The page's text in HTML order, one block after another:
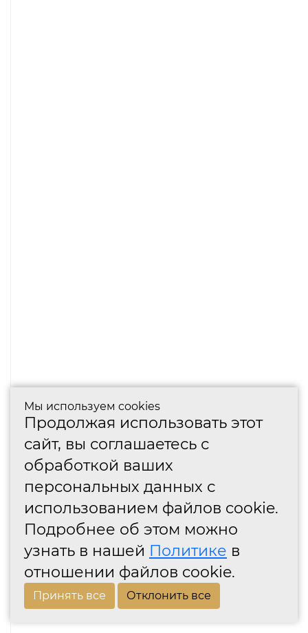
Мы используем cookies
Продолжая использовать этот
сайт, вы соглашаетесь с
обработкой ваших
персональных данных с
использованием файлов cookie.
Подробнее об этом можно
узнать в нашей Политике в
отношении файлов cookie.
Принять все Отклонить все